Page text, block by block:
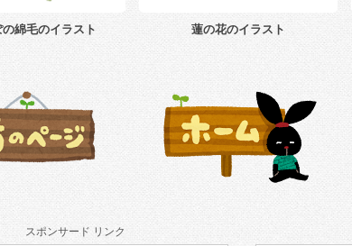
綿毛のイラスト 蓮の花のイラスト
スポンサード リンク